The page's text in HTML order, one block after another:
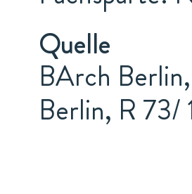
Quelle
BArch
Berlin, R